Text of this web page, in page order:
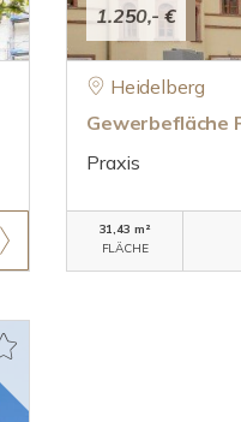
1.250,- €
Heidelberg
Gewerbefläche
Praxis
31,43 m²
FLÄCHE